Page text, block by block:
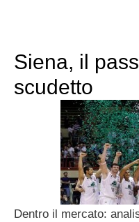
Siena, il
scudetto
Dentro il mercato: